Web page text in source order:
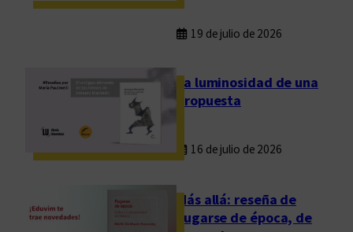
19 de julio de 2026
La luminosidad de una
propuesta
16 de julio de 2026
Más allá: reseña de
Fugarse de época, de